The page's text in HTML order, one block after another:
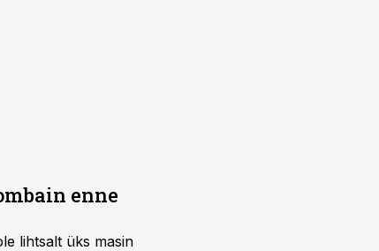
enne
lihtsalt üks masin